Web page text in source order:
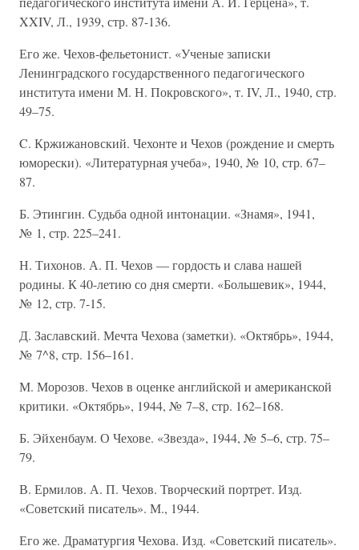
XXIV, Л., 1939, стр. 87-136.
Его же. Чехов-фельетонист. «Ученые записки
Ленинградского государственного педагогического
института имени М. Н. Покровского», т. IV, Л., 1940, стр.
49–75.
C. Кржижановский. Чехонте и Чехов (рождение и смерть
юморески). «Литературная учеба», 1940, № 10, стр. 67–
87.
Б. Этингин. Судьба одной интонации. «Знамя», 1941,
№ 1, стр. 225–241.
Н. Тихонов. А. П. Чехов — гордость и слава нашей
родины. К 40-летию со дня смерти. «Большевик», 1944,
№ 12, стр. 7-15.
Д. Заславский. Мечта Чехова (заметки). «Октябрь», 1944,
№ 7^8, стр. 156–161.
М. Морозов. Чехов в оценке английской и американской
критики. «Октябрь», 1944, № 7–8, стр. 162–168.
Б. Эйхенбаум. О Чехове. «Звезда», 1944, № 5–6, стр. 75–
79.
В. Ермилов. А. П. Чехов. Творческий портрет. Изд.
«Советский писатель». М., 1944.
Его же. Драматургия Чехова. Изд. «Советский писатель».